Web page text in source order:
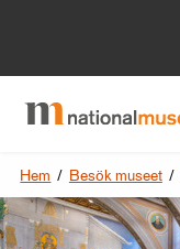
Hem / Besök museet /